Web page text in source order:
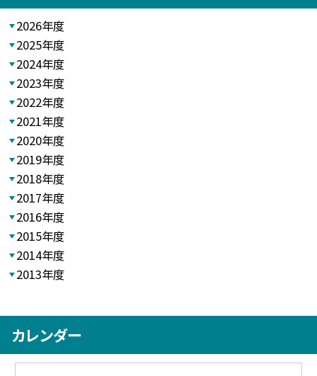
2026年度
2025年度
2024年度
2023年度
2022年度
2021年度
2020年度
2019年度
2018年度
2017年度
2016年度
2015年度
2014年度
2013年度
カレンダー